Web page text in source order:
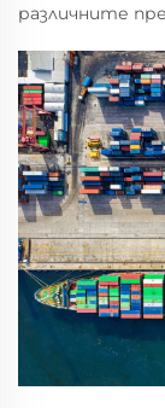
различните